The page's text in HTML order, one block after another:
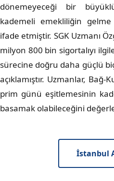
dönemeyeceği bir
kademeli emekliliğin
ifade etmiştir. SGK Uzmanı
milyon 800 bin sigortalıyı
sürecine doğru daha güçlü
açıklamıştır. Uzmanlar,
prim günü eşitlemesinin
basamak olabileceğini
İstanbul